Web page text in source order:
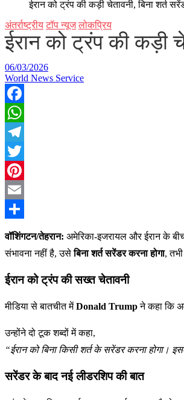
ईरान को ट्रंप की कड़ी चेतावनी, बिना शर्त
अंतर्राष्ट्रीय टॉप न्यूज लोकप्रिय
ईरान को ट्रंप की कड़ी
06/03/2026
World News Service
Facebook
WhatsApp
Telegram
Twitter
Pinterest
Email
वॉशिंगटन/तेहरान: अमेरिका-इजरायल और ईरान के
संभावना नहीं है, उसेबिना शर्त सरेंडर करना होगा,
ईरान को ट्रंप की सख्त चेतावनी
मीडिया से बातचीत मेंDonald Trumpने कहा कि
उन्होंने दो टूक शब्दों में कहा,
“ईरान को बिना किसी शर्त के सरेंडर करना होगा।
सरेंडर के बाद नई लीडरशिप की बात